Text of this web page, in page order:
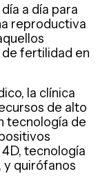
a día para
reproductiva
fertilidad en
la clínica
de alto
tecnología de
tecnología
y quirófanos